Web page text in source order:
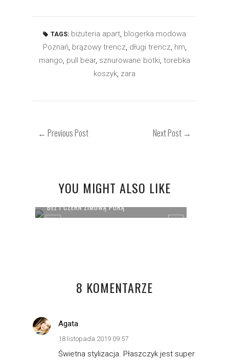
TAGS: biżuteria apart, blogerka modowa
Poznań, brązowy trencz, długi trencz, hm,
mango, pull bear, sznurowane botki, torebka
koszyk, zara
← Previous Post Next Post →
YOU MIGHT ALSO LIKE
BEŻ I CZERŃ ZIMOWĄ PORĄ
8 KOMENTARZE
Agata
18 listopada 2019 09:57
Świetna stylizacja. Płaszczyk jest super